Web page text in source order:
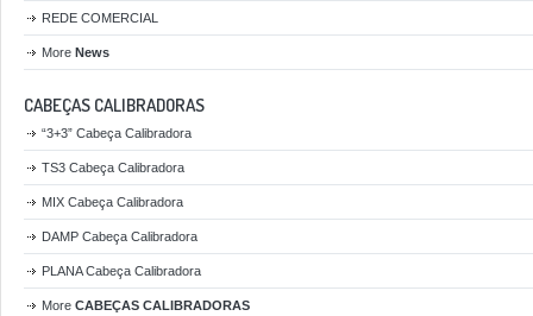
REDE COMERCIAL
More News
CABEÇAS CALIBRADORAS
“3+3” Cabeça Calibradora
TS3 Cabeça Calibradora
MIX Cabeça Calibradora
DAMP Cabeça Calibradora
PLANA Cabeça Calibradora
More CABEÇAS CALIBRADORAS